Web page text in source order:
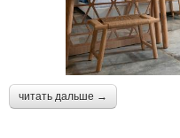
читать дальше →